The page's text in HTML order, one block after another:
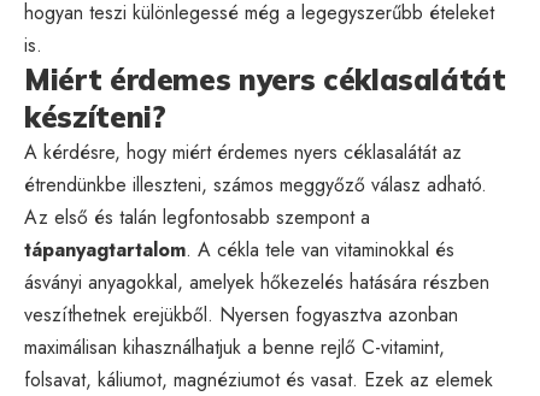
hogyan teszi különlegessé még a legegyszerűbb ételeket
is.
Miért érdemes nyers céklasalátát
készíteni?
A kérdésre, hogy miért érdemes nyers céklasalátát az
étrendünkbe illeszteni, számos meggyőző válasz adható.
Az első és talán legfontosabb szempont a
tápanyagtartalom. A cékla tele van vitaminokkal és
ásványi anyagokkal, amelyek hőkezelés hatására részben
veszíthetnek erejükből. Nyersen fogyasztva azonban
maximálisan kihasználhatjuk a benne rejlő C-vitamint,
folsavat, káliumot, magnéziumot és vasat. Ezek az elemek